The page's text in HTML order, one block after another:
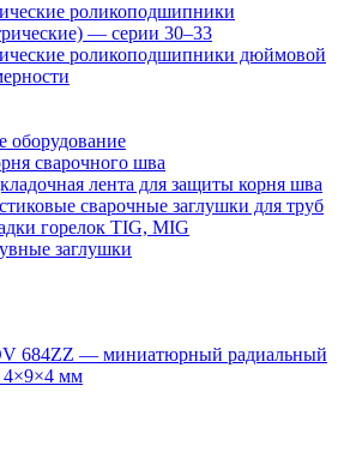
роликоподшипники
— серии 30–33
роликоподшипники дюймовой
оборудование
сварочного шва
лента для защиты корня шва
сварочные заглушки для труб
горелок TIG, MIG
заглушки
684ZZ — миниатюрный радиальный
мм